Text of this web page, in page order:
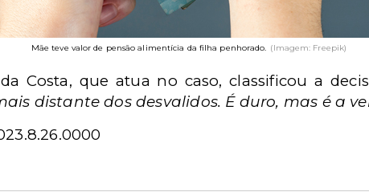
Mãe teve valor de pensão alimentícia da filha penhorado. (Imagem: Freepik)
Costa, que atua no caso, classificou a
distante dos desvalidos. É duro, mas é a